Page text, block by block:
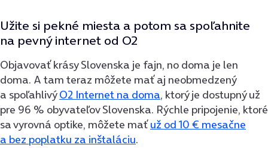
Užite si pekné miesta a potom sa spoľahnite
na pevný internet od O2
Objavovať krásy Slovenska je fajn, no doma je len
doma. A tam teraz môžete mať aj neobmedzený
a spoľahlivýO2 Internet na doma, ktorý je dostupný už
pre 96 % obyvateľov Slovenska. Rýchle pripojenie, ktoré
sa vyrovná optike, môžete maťuž od 10 € mesačne
a bez poplatku za inštaláciu.